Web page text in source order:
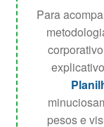
Para
pesos e